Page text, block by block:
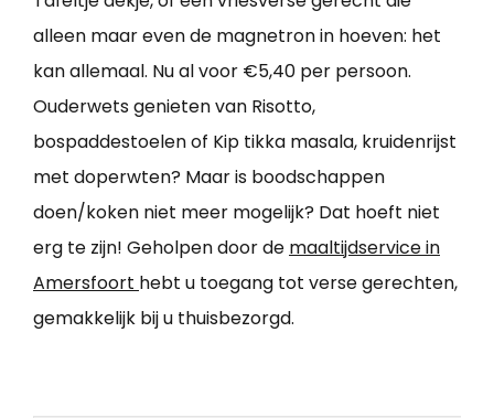
alleen maar even de magnetron in hoeven: het
kan allemaal. Nu al voor €5,40 per persoon.
Ouderwets genieten van Risotto,
bospaddestoelen of Kip tikka masala, kruidenrijst
met doperwten? Maar is boodschappen
doen/koken niet meer mogelijk? Dat hoeft niet
erg te zijn! Geholpen door de maaltijdservice in
Amersfoort hebt u toegang tot verse gerechten,
gemakkelijk bij u thuisbezorgd.